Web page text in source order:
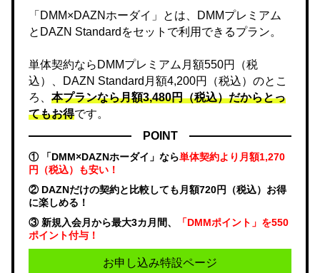
「DMM×DAZNホーダイ」とは、DMMプレミアム
とDAZN Standardをセットで利用できるプラン。
単体契約ならDMMプレミアム月額550円（税
込）、DAZN Standard月額4,200円（税込）のとこ
ろ、 本プランなら月額3,480円（税込）だからとっ
てもお得です。
POINT
① 「DMM×DAZNホーダイ」なら単体契約より月額1,270
円（税込）も安い！
② DAZNだけの契約と比較しても月額720円（税込）お得
に楽しめる！
③ 新規入会月から最大3カ月間、
「DMMポイント」を550
ポイント付与！
お申し込み特設ページ